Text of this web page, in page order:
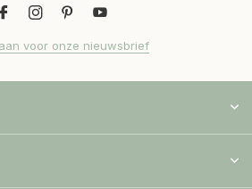
voor onze nieuwsbrief